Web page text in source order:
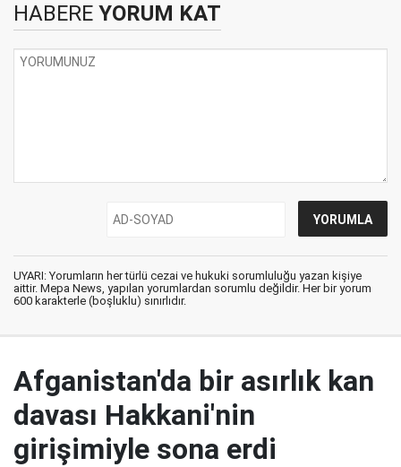
HABERE YORUM KAT
UYARI: Yorumların her türlü cezai ve hukuki sorumluluğu yazan kişiye
aittir. Mepa News, yapılan yorumlardan sorumlu değildir. Her bir yorum
600 karakterle (boşluklu) sınırlıdır.
Afganistan'da bir asırlık kan
davası Hakkani'nin
girişimiyle sona erdi